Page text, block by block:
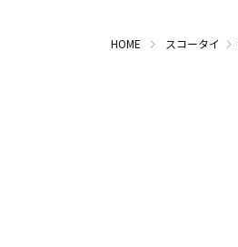
HOME スコータイ